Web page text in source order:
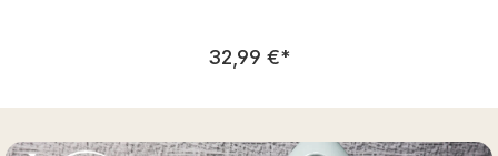
Regulärer Preis:
32,99 €*